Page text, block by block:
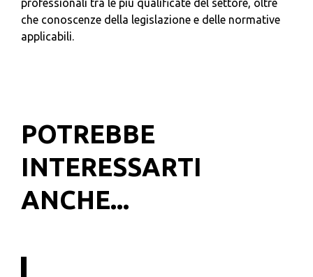
che conoscenze della legislazione e delle normative
applicabili.
POTREBBE
INTERESSARTI
ANCHE...